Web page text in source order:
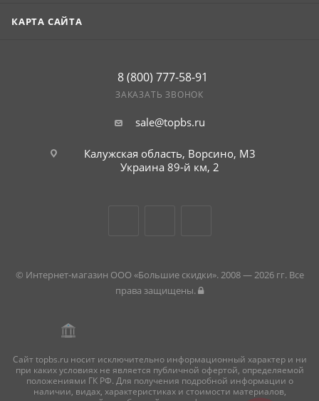
КАРТА САЙТА
8 (800) 777-58-91
ЗАКАЗАТЬ ЗВОНОК
sale@topbs.ru
Калужская область, Ворсино, М3
Украина 89-й км, 2
© Интернет-магазин ООО «Большие скидки». 2008 — 2026 гг. Все
права защищены.
Сайт topbs.ru носит исключительно информационный характер и ни
при каких условиях не является публичной офертой, определяемой
положениями ГК РФ. Для получения подробной информации о
наличии, видах, характеристиках и стоимости материалов,